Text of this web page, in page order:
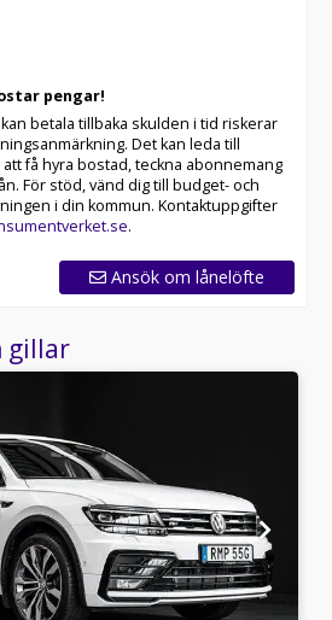
Avdragbar moms,
360 Kamera, 4WD,
Backkamera, Företagsleasing,
förare (med minne), Elstol
Moms bil, Momsbil,
close, Silver, Suv, Familjebil,
Stor bil, Dragbil, Drag bil,
paket, Executive paket,
3.0 V6 TDI TipTronic R-
HUD, helskinn,
4x4, 3500kg, Navigation,
pengar!
betala tillbaka skulden i tid riskerar
Det kan leda till
få hyra bostad, teckna abonnemang
För stöd, vänd dig till budget- och
i din kommun. Kontaktuppgifter
.
Ansök om lånelöfte
gillar